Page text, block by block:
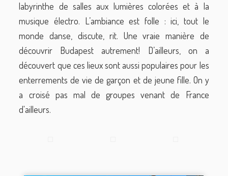
labyrinthe de salles aux lumières colorées et à la
musique électro. L’ambiance est folle : ici, tout le
monde danse, discute, rit. Une vraie manière de
découvrir Budapest autrement! D’ailleurs, on a
découvert que ces lieux sont aussi populaires pour les
enterrements de vie de garçon et de jeune fille. On y
a croisé pas mal de groupes venant de France
d'ailleurs.